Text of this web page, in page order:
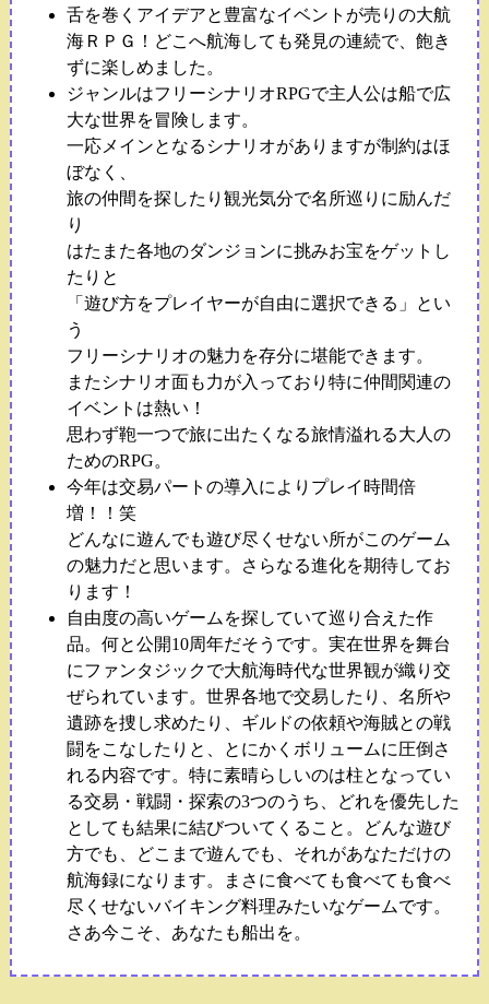
舌を巻くアイデアと豊富なイベントが売りの大航
海ＲＰＧ！どこへ航海しても発見の連続で、飽き
ずに楽しめました。
ジャンルはフリーシナリオRPGで主人公は船で広
大な世界を冒険します。
一応メインとなるシナリオがありますが制約はほ
ぼなく、
旅の仲間を探したり観光気分で名所巡りに励んだ
り
はたまた各地のダンジョンに挑みお宝をゲットし
たりと
「遊び方をプレイヤーが自由に選択できる」とい
う
フリーシナリオの魅力を存分に堪能できます。
またシナリオ面も力が入っており特に仲間関連の
イベントは熱い！
思わず鞄一つで旅に出たくなる旅情溢れる大人の
ためのRPG。
今年は交易パートの導入によりプレイ時間倍
増！！笑
どんなに遊んでも遊び尽くせない所がこのゲーム
の魅力だと思います。さらなる進化を期待してお
ります！
自由度の高いゲームを探していて巡り合えた作
品。何と公開10周年だそうです。実在世界を舞台
にファンタジックで大航海時代な世界観が織り交
ぜられています。世界各地で交易したり、名所や
遺跡を捜し求めたり、ギルドの依頼や海賊との戦
闘をこなしたりと、とにかくボリュームに圧倒さ
れる内容です。特に素晴らしいのは柱となってい
る交易・戦闘・探索の3つのうち、どれを優先した
としても結果に結びついてくること。どんな遊び
方でも、どこまで遊んでも、それがあなただけの
航海録になります。まさに食べても食べても食べ
尽くせないバイキング料理みたいなゲームです。
さあ今こそ、あなたも船出を。